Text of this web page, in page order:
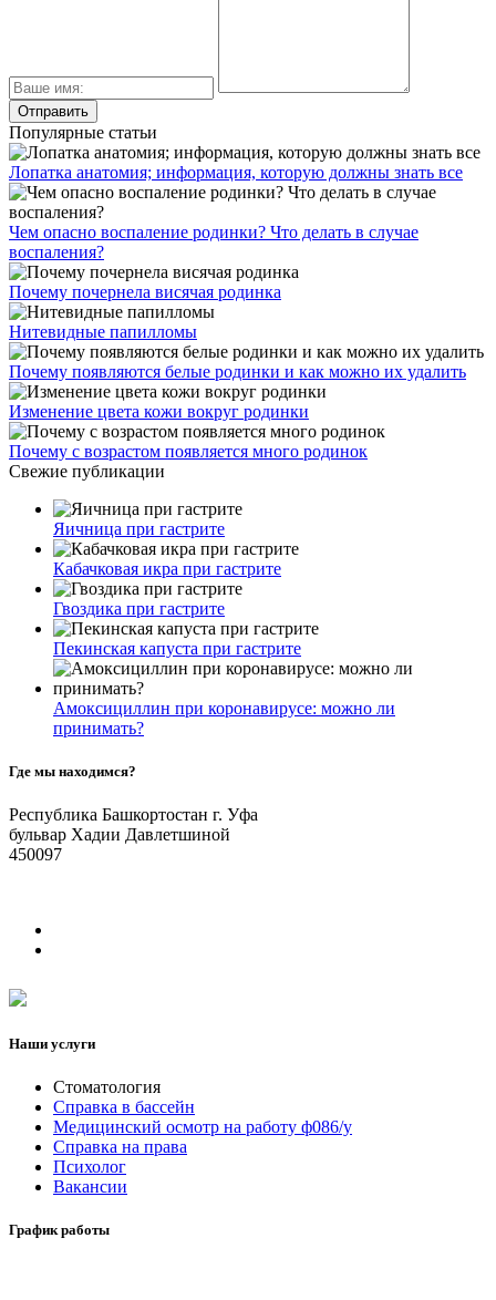
Популярные статьи
Лопатка анатомия; информация, которую должны знать все
Чем опасно воспаление родинки? Что делать в случае
воспаления?
Почему почернела висячая родинка
Нитевидные папилломы
Почему появляются белые родинки и как можно их удалить
Изменение цвета кожи вокруг родинки
Почему с возрастом появляется много родинок
Свежие публикации
Яичница при гастрите
Кабачковая икра при гастрите
Гвоздика при гастрите
Пекинская капуста при гастрите
Амоксициллин при коронавирусе: можно ли
принимать?
Где мы находимся?
Республика Башкортостан г. Уфа
бульвар Хадии Давлетшиной
450097
Наши услуги
Стоматология
Справка в бассейн
Медицинский осмотр на работу ф086/у
Справка на права
Психолог
Вакансии
График работы